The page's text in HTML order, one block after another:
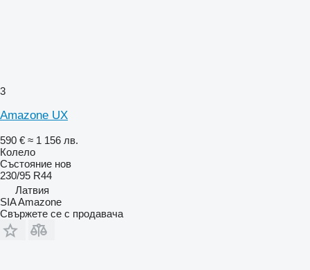
3
Amazone UX
590 € ≈ 1 156 лв.
Колело
Състояние нов
230/95 R44
Латвия
SIA Amazone
Свържете се с продавача